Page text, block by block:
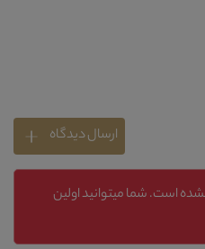
ارسال دیدگاه
است. شما میتوانید اولین